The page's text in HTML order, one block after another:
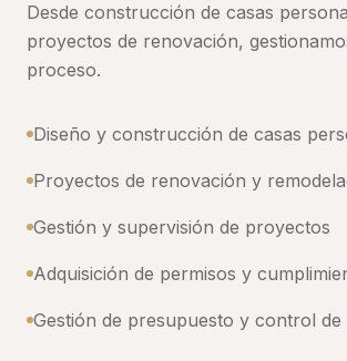
Desde construcción de casas
proyectos de renovación,
proceso.
Diseño y construcción de casas
Proyectos de renovación y
Gestión y supervisión de proyectos
Adquisición de permisos y
Gestión de presupuesto y control de